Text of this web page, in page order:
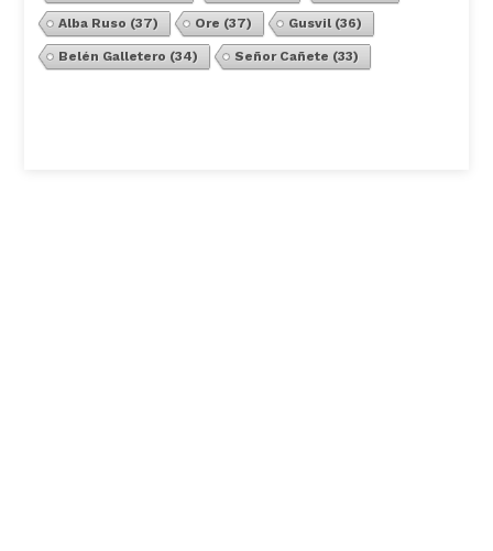
Alba Ruso (37) Ore (37) Gusvil(36)
Belén Galletero (34) Señor Cañete (33)